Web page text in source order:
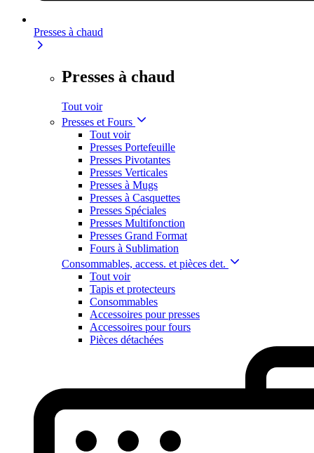
Presses à chaud
Presses à chaud
Tout voir
Presses et Fours
Tout voir
Presses Portefeuille
Presses Pivotantes
Presses Verticales
Presses à Mugs
Presses à Casquettes
Presses Spéciales
Presses Multifonction
Presses Grand Format
Fours à Sublimation
Consommables, access. et pièces det.
Tout voir
Tapis et protecteurs
Consommables
Accessoires pour presses
Accessoires pour fours
Pièces détachées